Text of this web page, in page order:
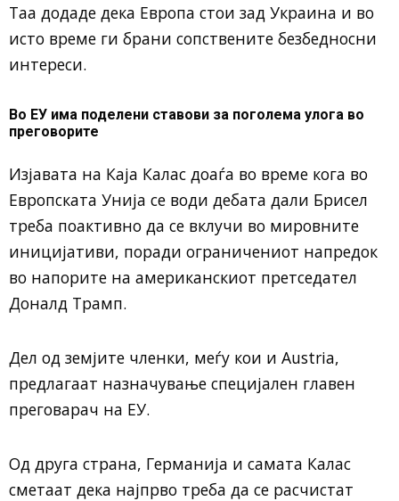
Таа додаде дека Европа стои зад Украина и во
исто време ги брани сопствените безбедносни
интереси.
Во ЕУ има поделени ставови за поголема улога во
преговорите
Изјавата на Каја Калас доаѓа во време кога во
Европската Унија се води дебата дали Брисел
треба поактивно да се вклучи во мировните
иницијативи, поради ограничениот напредок
во напорите на американскиот претседател
Доналд Трамп.
Дел од земјите членки, меѓу кои и Austria,
предлагаат назначување специјален главен
преговарач на ЕУ.
Од друга страна, Германија и самата Калас
сметаат дека најпрво треба да се расчистат